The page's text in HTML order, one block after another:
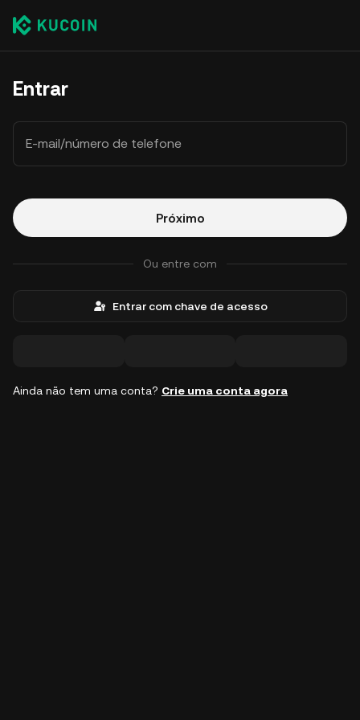
Entrar
E-mail/número de telefone
Próximo
Ou entre com
Entrar com chave de acesso
Ainda não tem uma conta? Crie uma conta agora